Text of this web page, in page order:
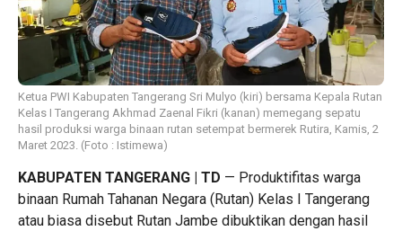
Ketua PWI Kabupaten Tangerang Sri Mulyo (kiri) bersama Kepala Rutan
Kelas I Tangerang Akhmad Zaenal Fikri (kanan) memegang sepatu
hasil produksi warga binaan rutan setempat bermerek Rutira, Kamis, 2
Maret 2023. (Foto : Istimewa)
KABUPATEN TANGERANG | TD — Produktifitas warga
binaan Rumah Tahanan Negara (Rutan) Kelas I Tangerang
atau biasa disebut Rutan Jambe dibuktikan dengan hasil